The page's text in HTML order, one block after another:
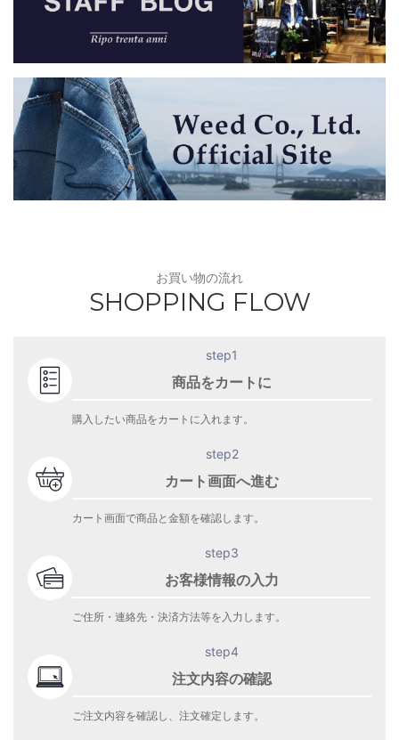
お買い物の流れ
SHOPPING FLOW
step1
商品をカートに
購入したい商品をカートに入れます。
step2
カート画面へ進む
カート画面で商品と金額を確認します。
step3
お客様情報の入力
ご住所・連絡先・決済方法等を入力します。
step4
注文内容の確認
ご注文内容を確認し、注文確定します。